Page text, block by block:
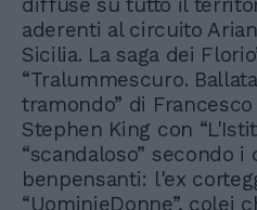
aderenti al circuito
Sicilia. La saga dei
“Tralummescuro.
tramondo” di
Stephen King con
“scandaloso” secondo
benpensanti: l'ex
“UominieDonne”, colei